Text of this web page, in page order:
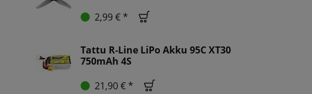
2,99 € *
Tattu R-Line LiPo Akku 95C XT30
750mAh 4S
21,90 € *